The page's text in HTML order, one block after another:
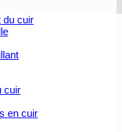
du cuir
cuir
en cuir